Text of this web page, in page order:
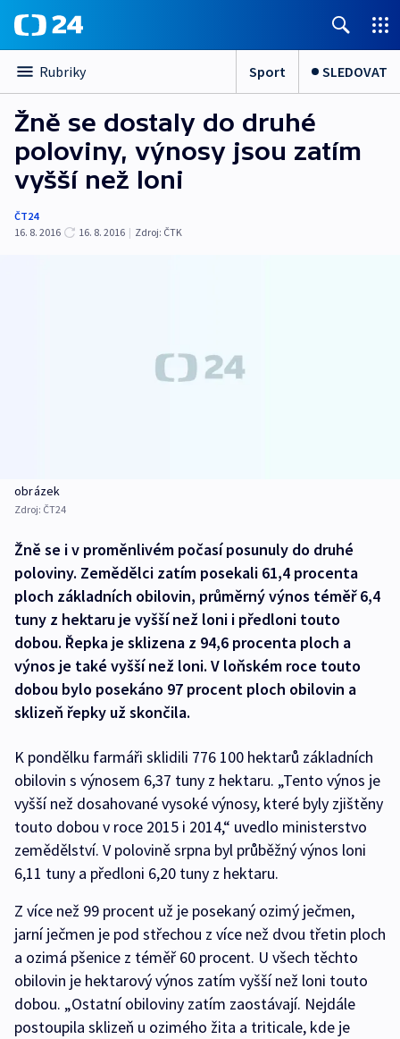
Rubriky Sport SLEDOVAT
Žně se dostaly do druhé
poloviny, výnosy jsou zatím
vyšší než loni
ČT24
16. 8. 2016
16. 8. 2016 | Zdroj: ČTK
obrázek
Zdroj: ČT24
Žně se i v proměnlivém počasí posunuly do druhé
poloviny. Zemědělci zatím posekali 61,4 procenta
ploch základních obilovin, průměrný výnos téměř 6,4
tuny z hektaru je vyšší než loni i předloni touto
dobou. Řepka je sklizena z 94,6 procenta ploch a
výnos je také vyšší než loni. V loňském roce touto
dobou bylo posekáno 97 procent ploch obilovin a
sklizeň řepky už skončila.
K pondělku farmáři sklidili 776 100 hektarů základních
obilovin s výnosem 6,37 tuny z hektaru. „Tento výnos je
vyšší než dosahované vysoké výnosy, které byly zjištěny
touto dobou v roce 2015 i 2014,“ uvedlo ministerstvo
zemědělství. V polovině srpna byl průběžný výnos loni
6,11 tuny a předloni 6,20 tuny z hektaru.
Z více než 99 procent už je posekaný ozimý ječmen,
jarní ječmen je pod střechou z více než dvou třetin ploch
a ozimá pšenice z téměř 60 procent. U všech těchto
obilovin je hektarový výnos zatím vyšší než loni touto
dobou. „Ostatní obiloviny zatím zaostávají. Nejdále
postoupila sklizeň u ozimého žita a triticale, kde je